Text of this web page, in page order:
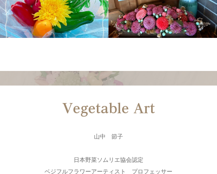
山中 節子
日本野菜ソムリエ協会認定
ベジフルフラワーアーティスト プロフェッサー